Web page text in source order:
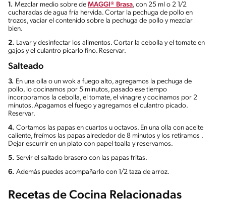
1. Mezclar medio sobre de MAGGI® Brasa, con 25 ml o 2 1/2
cucharadas de agua fría hervida. Cortar la pechuga de pollo en
trozos, vaciar el contenido sobre la pechuga de pollo y mezclar
bien.
2. Lavar y desinfectar los alimentos. Cortar la cebolla y el tomate en
gajos y el culantro picarlo fino. Reservar.
Salteado
3. En una olla o un wok a fuego alto, agregamos la pechuga de
pollo, lo cocinamos por 5 minutos, pasado ese tiempo
incorporamos la cebolla, el tomate, el vinagre y cocinamos por 2
minutos. Apagamos el fuego y agregamos el culantro picado.
Reservar.
4. Cortamos las papas en cuartos u octavos. En una olla con aceite
caliente, freímos las papas alrededor de 8 minutos y los retiramos .
Dejar escurrir en un plato con papel toalla y reservamos.
5. Servir el saltado brasero con las papas fritas.
6. Además puedes acompañarlo con 1/2 taza de arroz.
Recetas de Cocina Relacionadas